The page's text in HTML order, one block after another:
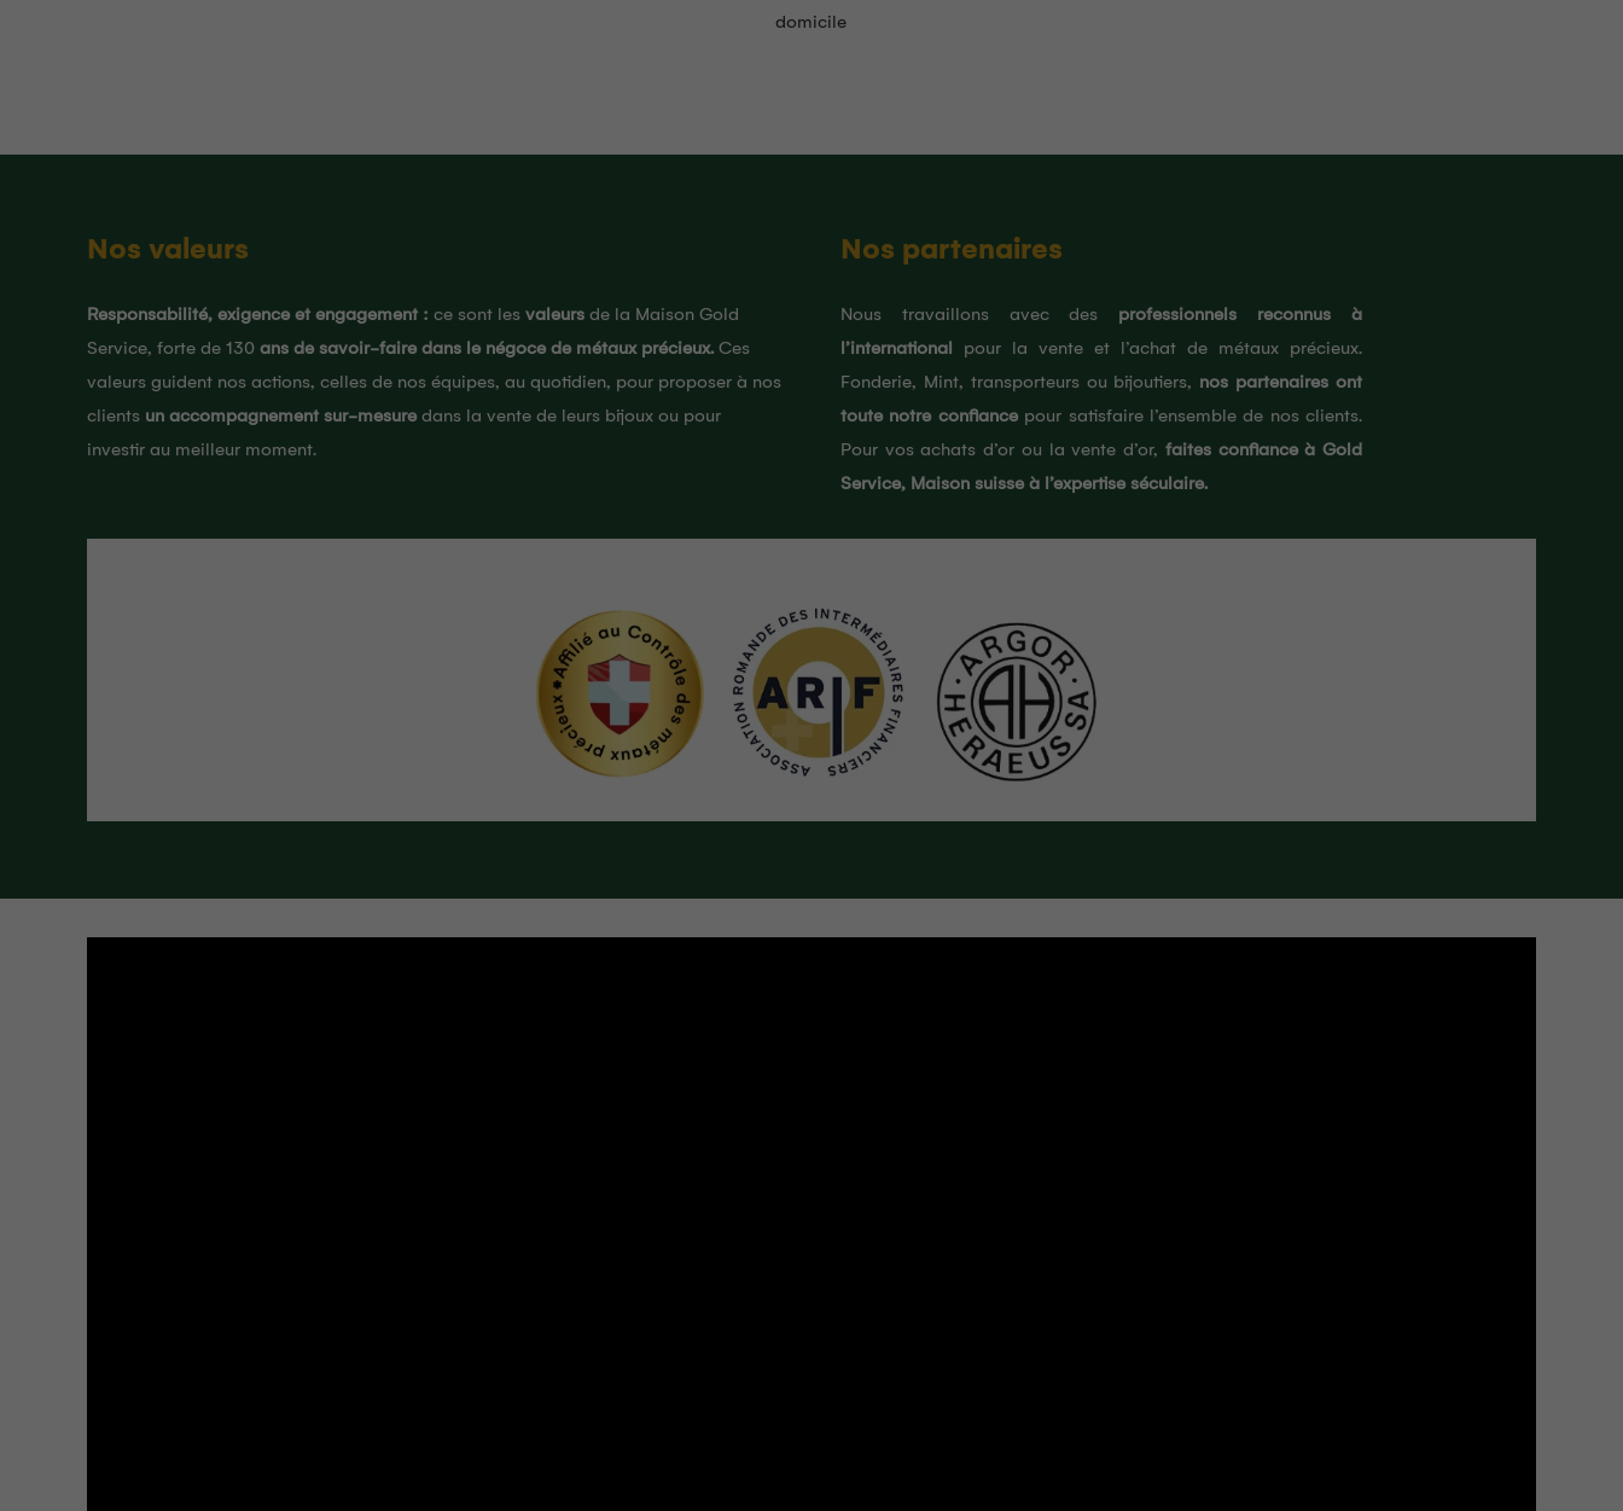
domicile
Nos valeurs
Responsabilité, exigence et engagement : ce sont les valeurs de la Maison Gold
Service, forte de 130 ans de savoir-faire dans le négoce de métaux précieux. Ces
valeurs guident nos actions, celles de nos équipes, au quotidien, pour proposer à nos
clients un accompagnement sur-mesure dans la vente de leurs bijoux ou pour
investir au meilleur moment.
Nos partenaires
Nous travaillons avec des professionnels reconnus à
l’international pour la vente et l’achat de métaux précieux.
Fonderie, Mint, transporteurs ou bijoutiers, nos partenaires ont
toute notre confiancepour satisfaire l’ensemble de nos clients.
Pour vos achats d’or ou la vente d’or, faites confiance à Gold
Service, Maison suisse à l’expertise séculaire.